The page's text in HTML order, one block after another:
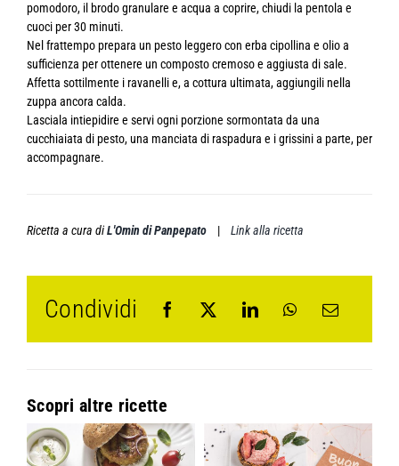
pomodoro, il brodo granulare e acqua a coprire, chiudi la pentola e
cuoci per 30 minuti.
Nel frattempo prepara un pesto leggero con erba cipollina e olio a
sufficienza per ottenere un composto cremoso e aggiusta di sale.
Affetta sottilmente i ravanelli e, a cottura ultimata, aggiungili nella
zuppa ancora calda.
Lasciala intiepidire e servi ogni porzione sormontata da una
cucchiaiata di pesto, una manciata di raspadura e i grissini a parte, per
accompagnare.
Ricetta a cura diL'Omin di Panpepato| Link alla ricetta
Condividi
Scopri altre ricette